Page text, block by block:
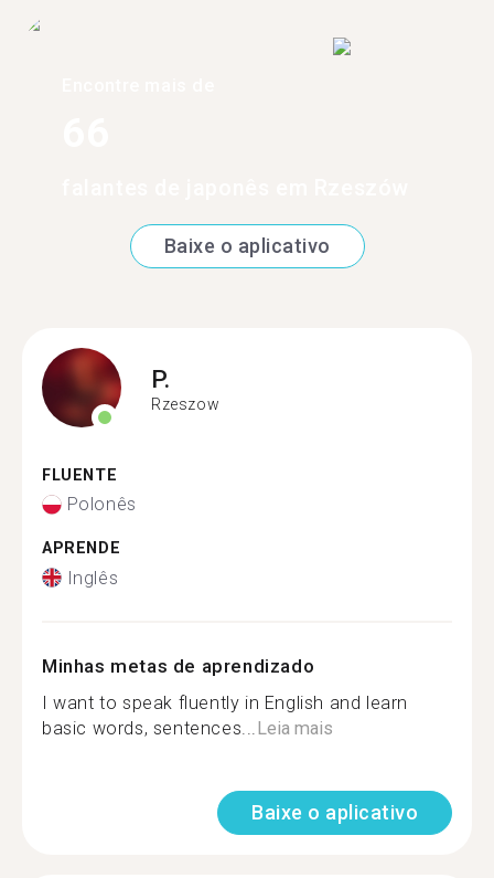
Baixe o aplicativo
P.
Rzeszow
FLUENTE
Polonês
APRENDE
Inglês
Minhas metas de aprendizado
I want to speak fluently in English and learn
basic words, sentences... Leia mais
Baixe o aplicativo